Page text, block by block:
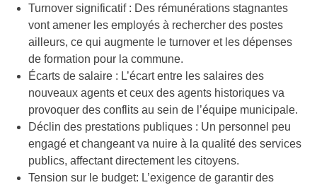
Turnover significatif : Des rémunérations stagnantes
vont amener les employés à rechercher des postes
ailleurs, ce qui augmente le turnover et les dépenses
de formation pour la commune.
Écarts de salaire : L’écart entre les salaires des
nouveaux agents et ceux des agents historiques va
provoquer des conflits au sein de l’équipe municipale.
Déclin des prestations publiques : Un personnel peu
engagé et changeant va nuire à la qualité des services
publics, affectant directement les citoyens.
Tension sur le budget: L’exigence de garantir des